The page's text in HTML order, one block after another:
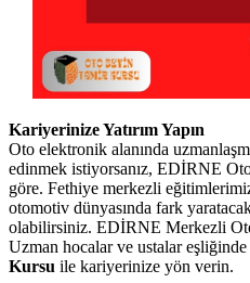
Kariyerinize Yatırım Yapın
Oto elektronik alanında
edinmek istiyorsanız, EDİRNE
göre. Fethiye merkezli
otomotiv dünyasında fark
olabilirsiniz. EDİRNE Merkezli
Uzman hocalar ve ustalar eşliğinde
Kursu ile kariyerinize yön verin.